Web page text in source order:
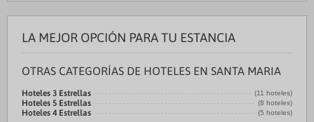
LA MEJOR OPCIÓN PARA TU ESTANCIA
OTRAS CATEGORÍAS DE HOTELES EN SANTA MARIA
Hoteles 3 Estrellas (11 hoteles)
Hoteles 5 Estrellas (8 hoteles)
Hoteles 4 Estrellas (5 hoteles)